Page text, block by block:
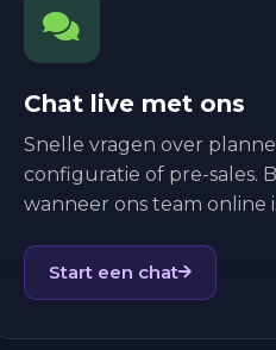
Chat live met ons
Snelle vragen over
configuratie of pre-sales.
wanneer ons team online
Start een chat